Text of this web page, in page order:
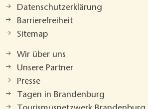
Datenschutzerklärung
Barrierefreiheit
Sitemap
Wir über uns
Unsere Partner
Presse
Tagen in Brandenburg